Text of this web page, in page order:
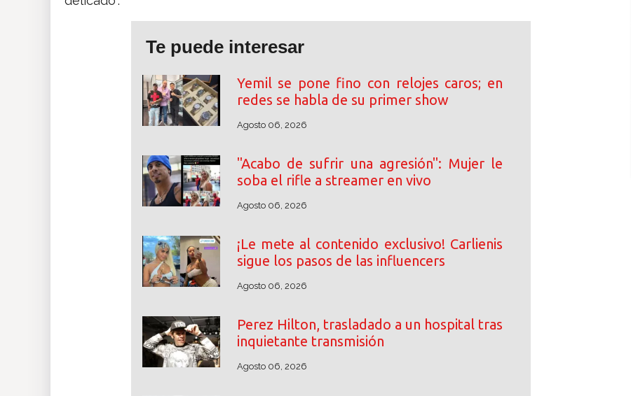
Te puede interesar
Yemil se pone fino con relojes caros; en
redes se habla de su primer show
Agosto 06, 2026
"Acabo de sufrir una agresión": Mujer le
soba el rifle a streamer en vivo
Agosto 06, 2026
¡Le mete al contenido exclusivo! Carlienis
sigue los pasos de las influencers
Agosto 06, 2026
Perez Hilton, trasladado a un hospital tras
inquietante transmisión
Agosto 06, 2026